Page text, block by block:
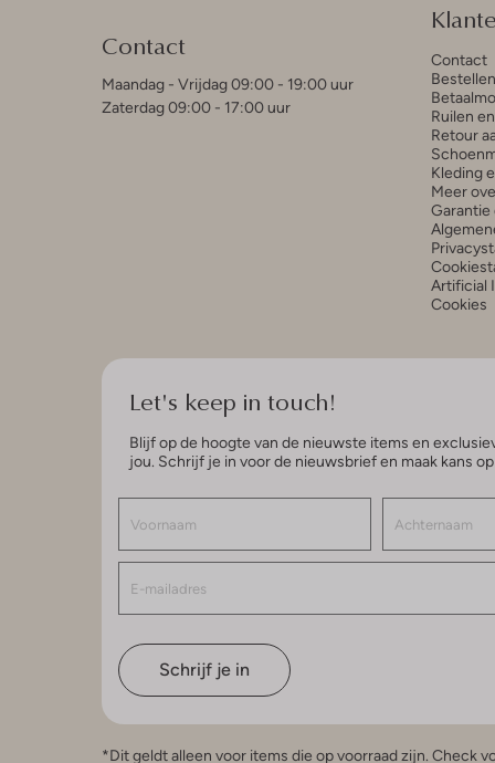
Contact
Maandag - Vrijdag 09:00 - 19:00 uur
Zaterdag 09:00 - 17:00 uur
Contact
Ruilen
Retour
Kleding
Meer
Garantie
Artificial
Cookies
Let's keep in touch!
Blijf op de hoogte van de nieuwste items en
jou. Schrijf je in voor de nieuwsbrief en maak kans
Schrijf je in
*Dit geldt alleen voor items die op voorraad zijn. Check